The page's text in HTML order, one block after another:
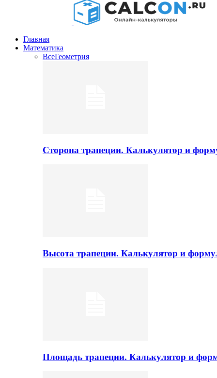
Главная
Математика
ВсеГеометрия
Сторона трапеции. Калькулятор и
Высота трапеции. Калькулятор и
Площадь трапеции. Калькулятор и